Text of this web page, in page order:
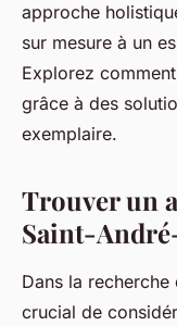
approche
sur mesure à un
Explorez
grâce à des
exemplaire.
Trouver un
Saint-
Dans la
crucial de